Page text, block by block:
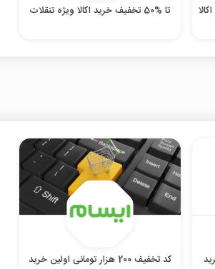
تا %50 تخفیف خرید اکالا ویژه تنقلات
کد تخفیف 200 هزار تومانی اولین خرید